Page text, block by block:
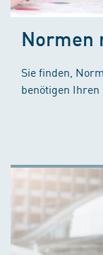
Normen
Sie finden,
benötigen